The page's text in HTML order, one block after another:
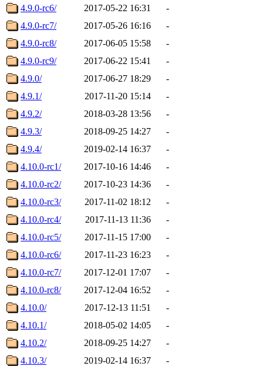
4.9.0-rc6/ 2017-05-22 16:31
-
4.9.0-rc7/
2017-05-26 16:16
-
4.9.0-rc8/
2017-06-05 15:58
-
4.9.0-rc9/
2017-06-22 15:41
-
4.9.0/
2017-06-27 18:29
-
4.9.1/
2017-11-20 15:14
-
4.9.2/
2018-03-28 13:56
-
4.9.3/
2018-09-25 14:27
-
4.9.4/
2019-02-14 16:37
-
4.10.0-rc1/
2017-10-16 14:46
-
4.10.0-rc2/
2017-10-23 14:36
-
4.10.0-rc3/
2017-11-02 18:12
-
4.10.0-rc4/
2017-11-13 11:36
-
4.10.0-rc5/
2017-11-15 17:00
-
4.10.0-rc6/
2017-11-23 16:23
-
4.10.0-rc7/
2017-12-01 17:07
-
4.10.0-rc8/
2017-12-04 16:52
-
4.10.0/
2017-12-13 11:51
-
4.10.1/
2018-05-02 14:05
-
4.10.2/
2018-09-25 14:27
-
4.10.3/
2019-02-14 16:37
-